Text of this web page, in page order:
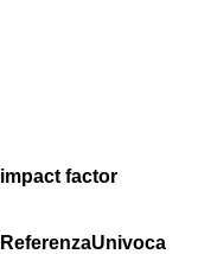
impact factor
ReferenzaUnivoca